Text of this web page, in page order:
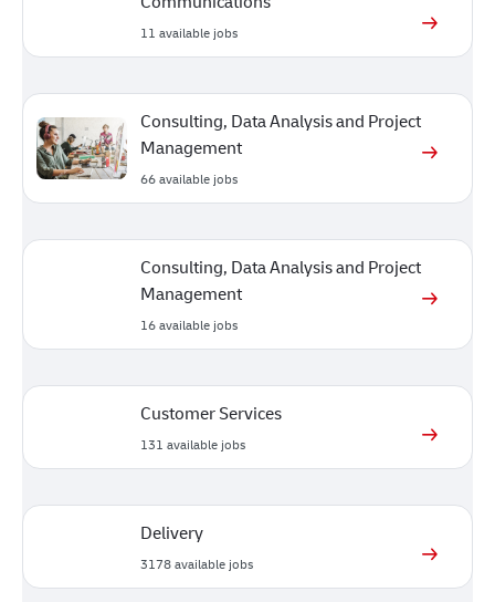
11 available jobs
Consulting, Data Analysis and Project
Management
66available jobs
Consulting, Data Analysis and Project
Management
16available jobs
Customer Services
131 available jobs
Delivery
3178available jobs